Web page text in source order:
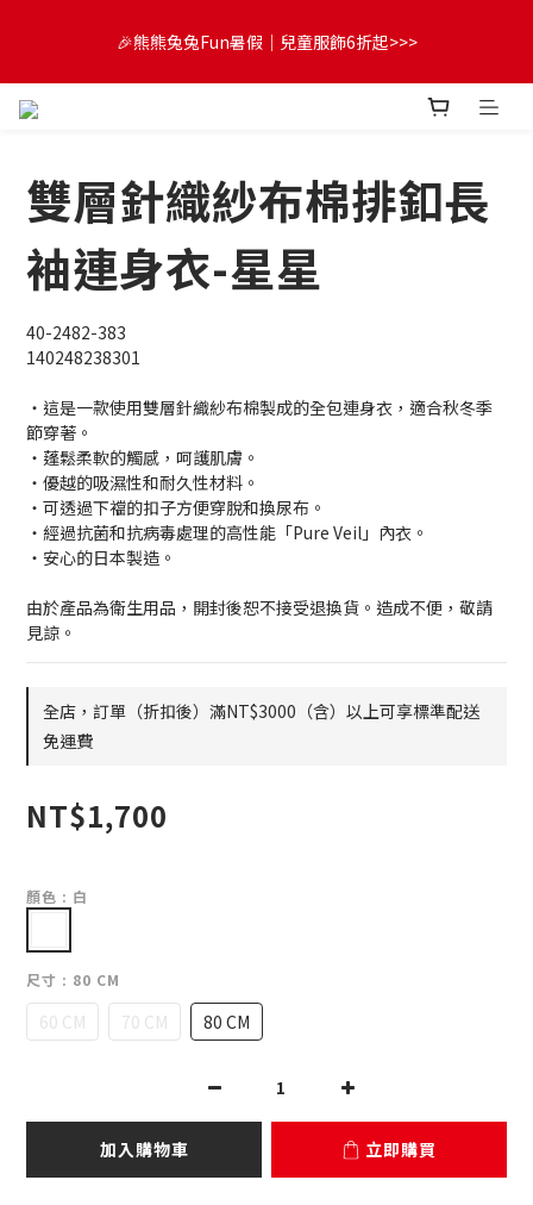
💌】
🎉熊熊兔兔Fun暑假｜兒童服飾6折起>>>
😍FUN暑假！童裝開心購【滿$3,000，送$300 (最高回饋$1,200)
💌】
雙層針織紗布棉排釦長
袖連身衣-星星
40-2482-383
140248238301
・這是一款使用雙層針織紗布棉製成的全包連身衣，適合秋冬季
節穿著。
・蓬鬆柔軟的觸感，呵護肌膚。
・優越的吸濕性和耐久性材料。
・可透過下襠的扣子方便穿脫和換尿布。
・經過抗菌和抗病毒處理的高性能「Pure Veil」內衣。
・安心的日本製造。
由於產品為衛生用品，開封後恕不接受退換貨。造成不便，敬請
見諒。
全店，訂單（折扣後）滿NT$3000（含）以上可享標準配送
免運費
NT$1,700
顏色 : 白
尺寸 : 80 CM
60 CM 70 CM 80 CM
加入購物車 立即購買